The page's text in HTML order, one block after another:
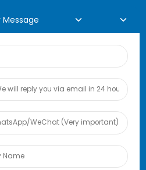
sur nos produits ou
laisser votre e-mail et nous
Message